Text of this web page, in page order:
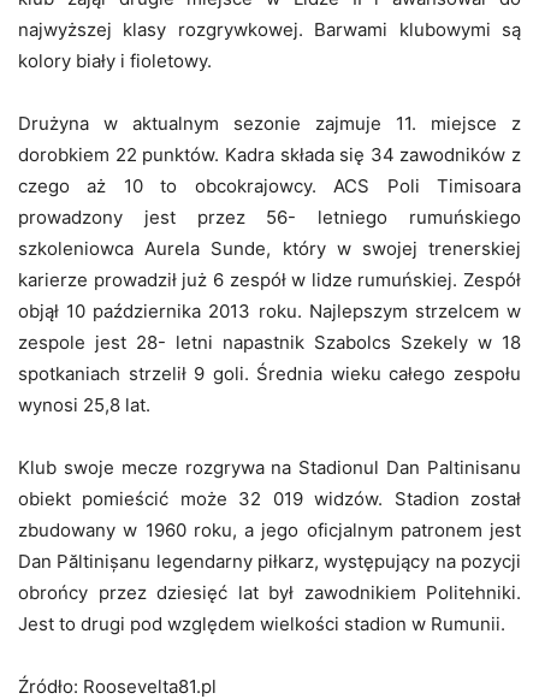
najwyższej klasy rozgrywkowej. Barwami klubowymi są
kolory biały i fioletowy.
Drużyna w aktualnym sezonie zajmuje 11. miejsce z
dorobkiem 22 punktów. Kadra składa się 34 zawodników z
czego aż 10 to obcokrajowcy. ACS Poli Timisoara
prowadzony jest przez 56- letniego rumuńskiego
szkoleniowca Aurela Sunde, który w swojej trenerskiej
karierze prowadził już 6 zespół w lidze rumuńskiej. Zespół
objął 10 października 2013 roku. Najlepszym strzelcem w
zespole jest 28- letni napastnik Szabolcs Szekely w 18
spotkaniach strzelił 9 goli. Średnia wieku całego zespołu
wynosi 25,8 lat.
Klub swoje mecze rozgrywa na Stadionul Dan Paltinisanu
obiekt pomieścić może 32 019 widzów. Stadion został
zbudowany w 1960 roku, a jego oficjalnym patronem jest
Dan Păltinișanu legendarny piłkarz, występujący na pozycji
obrońcy przez dziesięć lat był zawodnikiem Politehniki.
Jest to drugi pod względem wielkości stadion w Rumunii.
Źródło: Roosevelta81.pl